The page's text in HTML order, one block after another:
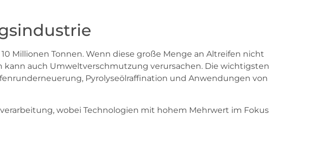
Millionen Tonnen. Wenn diese große Menge an Altreifen nicht
auch Umweltverschmutzung verursachen. Die wichtigsten
Pyrolyseölraffination und Anwendungen von
wobei Technologien mit hohem Mehrwert im Fokus